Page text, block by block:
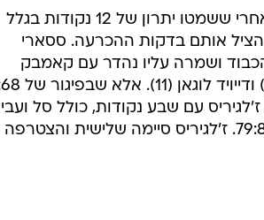
דרמה אדירה בקובנה. הליטאים כבר עמדו לבעוט בדלי אחרי ששמטו יתרון של 12 נקודות בגלל
הציל אותם בדקות ההכרעה. ססארי
ושמרה עליו נהדר עם קאמבק
עם שבע נקודות, כולל סל
שלוש שניות לסיום, שהפכו פיגור 79:77 לניצחון דרמטי 79:80. ז'לגיריס סיימה שלישית והצטרפה